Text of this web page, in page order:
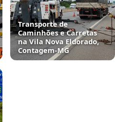
Transporte de
Caminhões e Carretas
na Vila Nova Eldorado,
Contagem‑MG